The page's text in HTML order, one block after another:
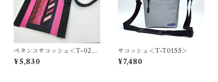
ペタンコサコッシュ＜T-0278
＞
¥5,830
サコッシュ＜T-T0155＞
¥7,480